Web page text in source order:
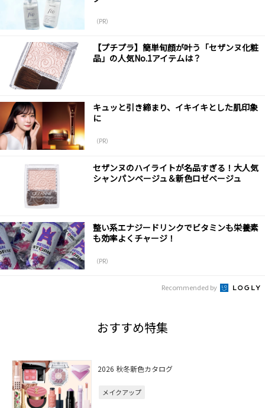
（PR）
【プチプラ】簡単旬顔が叶う「セザンヌ化粧
品」の人気No.1アイテムは？
キュッと引き締まり、イキイキとした肌印象
に
（PR）
セザンヌのハイライトが名品すぎる！大人気
シャンパンベージュ＆新色ロゼベージュ
整い系エナジードリンクでビタミンも栄養素
も効率よくチャージ！
（PR）
Recommended by
おすすめ特集
2026 秋冬新色カタログ
メイクアップ